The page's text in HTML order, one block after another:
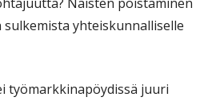
yhteiskunnalliselle
työmarkkinapöydissä juuri